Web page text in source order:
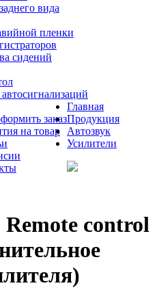
вида
пленки
сидений
заказ
на товар
Главная
Продукция
Автозвук
Усилители
control